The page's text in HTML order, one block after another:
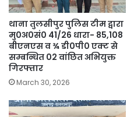
थाना तुलसीपुर पुलिस टीम द्वारा
मु0अ0सं0 41/26 धारा- 85,108
बीएनएस व ¾ डी0पी0 एक्ट से
सम्बन्धित 02 वांछित अभियुक्त
गिरफ्तार
March 30, 2026